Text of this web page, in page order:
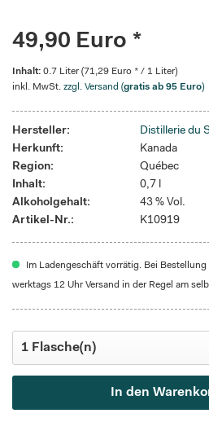
49,90 Euro *
Inhalt: 0.7 Liter (71,29 Euro * / 1 Liter)
inkl. MwSt. zzgl. Versand (gratis ab 95 Euro)
Hersteller:
Distillerie du
Herkunft:
Kanada
Region:
Québec
Inhalt:
0,7 l
Alkoholgehalt:
43 % Vol.
Artikel-Nr.:
K10919
Im Ladengeschäft vorrätig. Bei
werktags 12 Uhr Versand in der Regel am
In den